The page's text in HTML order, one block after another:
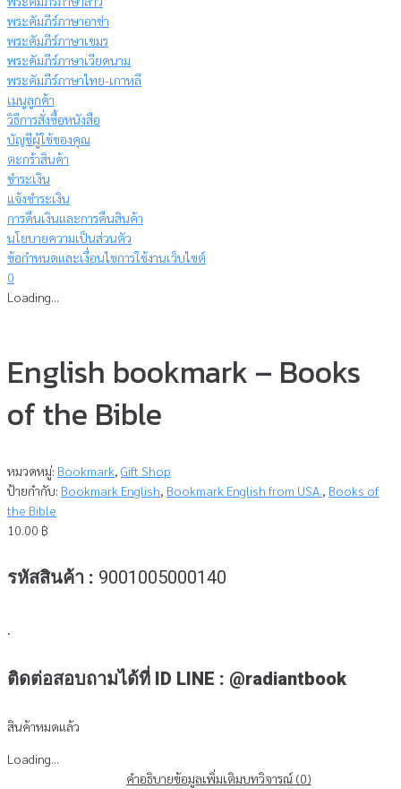
พระคัมภีร์ภาษาอาข่า
พระคัมภีร์ภาษาเขมร
พระคัมภีร์ภาษาเวียดนาม
พระคัมภีร์ภาษาไทย-เกาหลี
เมนูลูกค้า
วิธีการสั่งซื้อหนังสือ
บัญชีผู้ใช้ของคุณ
ตะกร้าสินค้า
ชำระเงิน
แจ้งชำระเงิน
การคืนเงินและการคืนสินค้า
นโยบายความเป็นส่วนตัว
ข้อกำหนดและเงื่อนไขการใช้งานเว็บไซต์
0
Loading...
English bookmark – Books
of the Bible
หมวดหมู่: Bookmark, Gift Shop
ป้ายกำกับ: Bookmark English, Bookmark English from USA., Books of
the Bible
10.00 ฿
รหัสสินค้า : 9001005000140
.
ติดต่อสอบถามได้ที่ ID LINE : @radiantbook
สินค้าหมดแล้ว
Loading...
คำอธิบายข้อมูลเพิ่มเติมบทวิจารณ์ (0)